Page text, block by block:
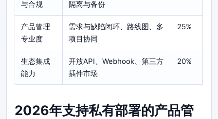
与合规
隔离与备份
产品管理
专业度
需求与缺陷闭环、路线图、多
项目协同
25%
生态集成
能力
开放API、Webhook、第三方
插件市场
20%
2026年支持私有部署的产品管